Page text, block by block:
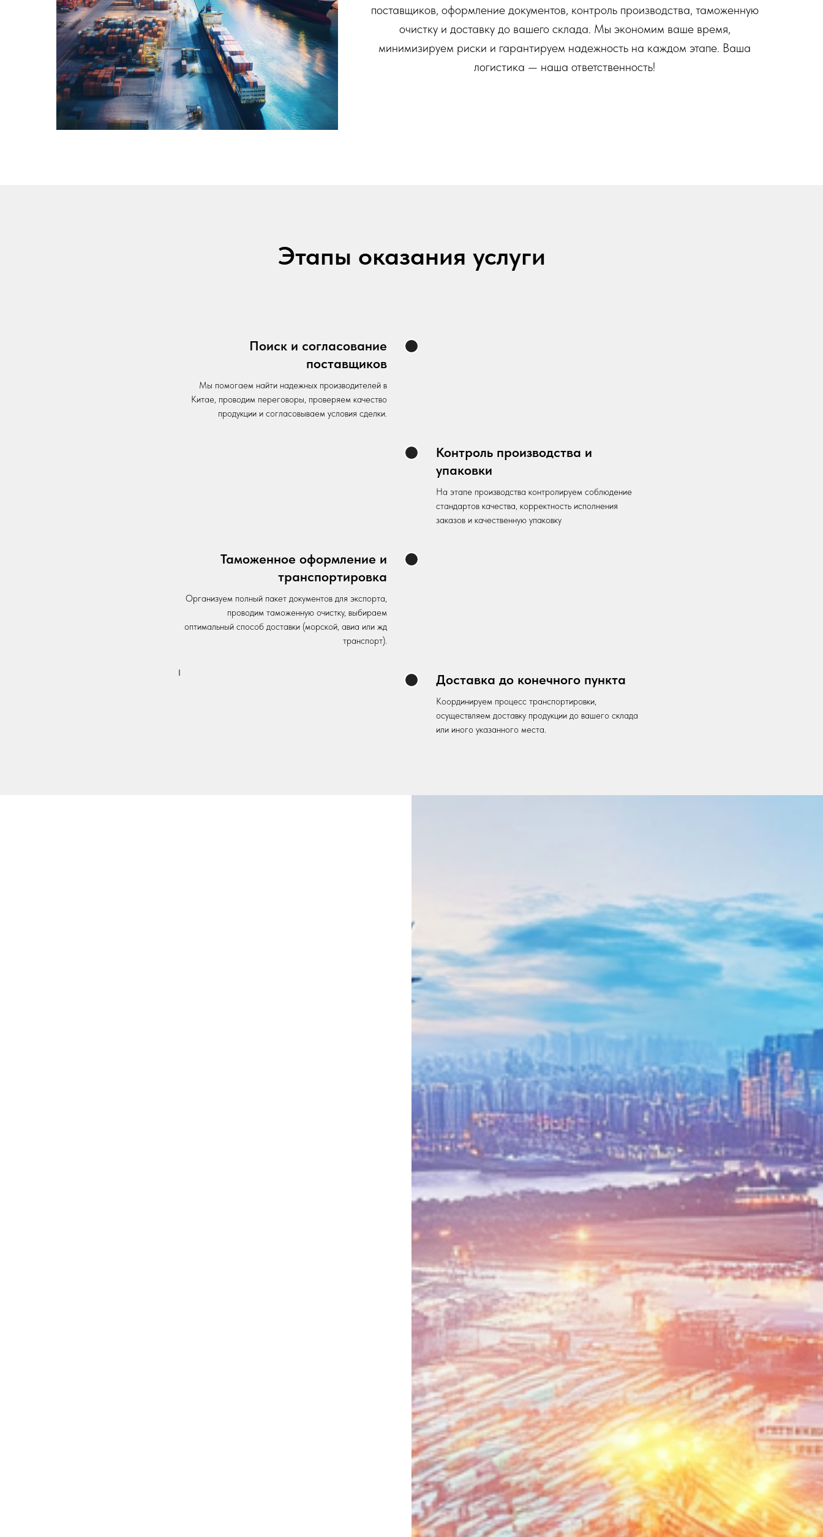
поставщиков, оформление документов, контроль производства, таможенную
очистку и доставку до вашего склада. Мы экономим ваше время,
минимизируем риски и гарантируем надежность на каждом этапе. Ваша
логистика — наша ответственность!
Этапы оказания услуги
Поиск и согласование
поставщиков
Мы помогаем найти надежных производителей в
Китае, проводим переговоры, проверяем качество
продукции и согласовываем условия сделки.
Контроль производства и
упаковки
На этапе производства контролируем соблюдение
стандартов качества, корректность исполнения
заказов и качественную упаковку
Таможенное оформление и
транспортировка
Организуем полный пакет документов для экспорта,
проводим таможенную очистку, выбираем
оптимальный способ доставки (морской, авиа или жд
транспорт).
Доставка до конечного пункта
Координируем процесс транспортировки,
осуществляем доставку продукции до вашего склада
или иного указанного места.